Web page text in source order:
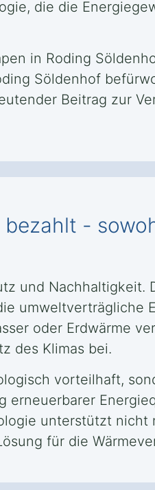
die die
in Roding
Söldenhof
Beitrag zur
-
und Nachhaltigkeit.
umweltverträgliche
oder Erdwärme
des Klimas bei.
vorteilhaft,
unterstützt nicht
für die